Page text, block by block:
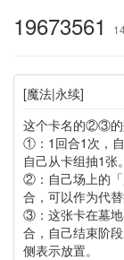
19673561
[魔法|永续]
这个卡名的②③的
①：1回合1次，自
自己从卡组抽1张。
②：自己场上的「
合，可以作为代替
③：这张卡在墓
合，自己结束阶
侧表示放置。